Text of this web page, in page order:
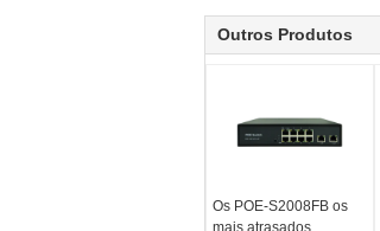
Outros Produtos
Os POE-S2008FB os
mais atrasados